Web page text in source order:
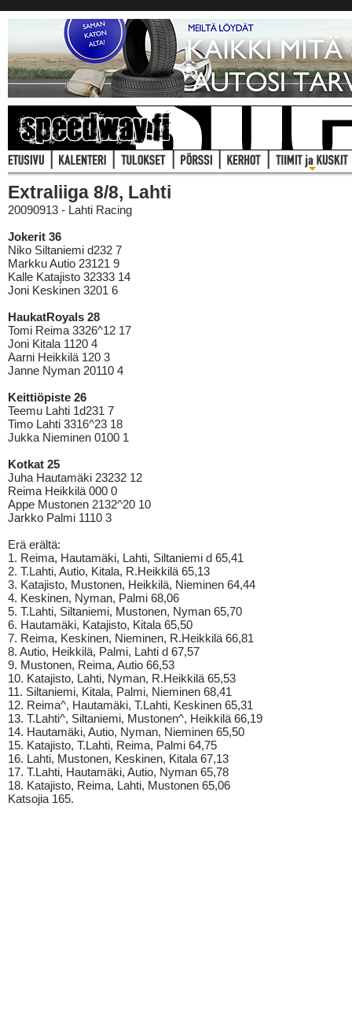
Extraliiga 8/8, Lahti
20090913 - Lahti Racing
Jokerit 36
Niko Siltaniemi d232 7
Markku Autio 23121 9
Kalle Katajisto 32333 14
Joni Keskinen 3201 6
HaukatRoyals 28
Tomi Reima 3326^12 17
Joni Kitala 1120 4
Aarni Heikkilä 120 3
Janne Nyman 20110 4
Keittiöpiste 26
Teemu Lahti 1d231 7
Timo Lahti 3316^23 18
Jukka Nieminen 0100 1
Kotkat 25
Juha Hautamäki 23232 12
Reima Heikkilä 000 0
Appe Mustonen 2132^20 10
Jarkko Palmi 1110 3
Erä erältä:
1. Reima, Hautamäki, Lahti, Siltaniemi d 65,41
2. T.Lahti, Autio, Kitala, R.Heikkilä 65,13
3. Katajisto, Mustonen, Heikkilä, Nieminen 64,44
4. Keskinen, Nyman, Palmi 68,06
5. T.Lahti, Siltaniemi, Mustonen, Nyman 65,70
6. Hautamäki, Katajisto, Kitala 65,50
7. Reima, Keskinen, Nieminen, R.Heikkilä 66,81
8. Autio, Heikkilä, Palmi, Lahti d 67,57
9. Mustonen, Reima, Autio 66,53
10. Katajisto, Lahti, Nyman, R.Heikkilä 65,53
11. Siltaniemi, Kitala, Palmi, Nieminen 68,41
12. Reima^, Hautamäki, T.Lahti, Keskinen 65,31
13. T.Lahti^, Siltaniemi, Mustonen^, Heikkilä 66,19
14. Hautamäki, Autio, Nyman, Nieminen 65,50
15. Katajisto, T.Lahti, Reima, Palmi 64,75
16. Lahti, Mustonen, Keskinen, Kitala 67,13
17. T.Lahti, Hautamäki, Autio, Nyman 65,78
18. Katajisto, Reima, Lahti, Mustonen 65,06
Katsojia 165.